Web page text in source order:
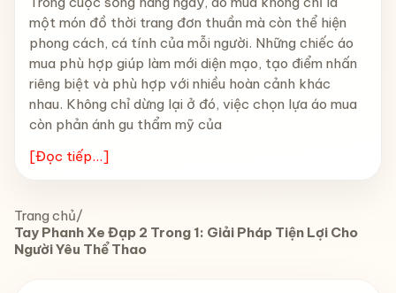
một món đồ thời trang đơn thuần mà còn thể hiện
phong cách, cá tính của mỗi người. Những chiếc áo
mua phù hợp giúp làm mới diện mạo, tạo điểm nhấn
riêng biệt và phù hợp với nhiều hoàn cảnh khác
nhau. Không chỉ dừng lại ở đó, việc chọn lựa áo mua
còn phản ánh gu thẩm mỹ của
[Đọc tiếp...]
Trang chủ/
Tay Phanh Xe Đạp 2 Trong 1: Giải Pháp Tiện Lợi Cho
Người Yêu Thể Thao